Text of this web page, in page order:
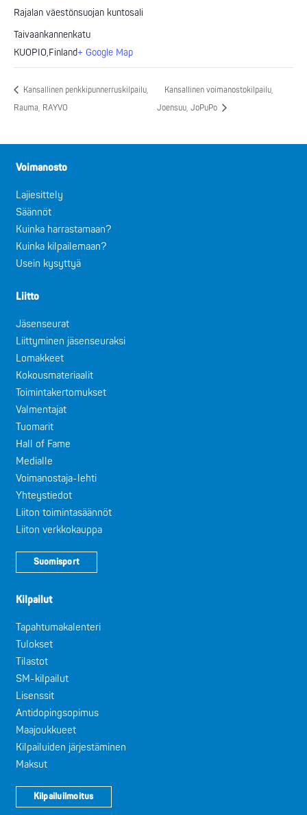
Rajalan väestönsuojan kuntosali
Taivaankannenkatu
KUOPIO,Finland+ Google Map
Kansallinen penkkipunnerruskilpailu,
Rauma, RAYVO
Kansallinen voimanostokilpailu,
Joensuu, JoPuPo
Voimanosto
Lajiesittely
Säännöt
Kuinka harrastamaan?
Kuinka kilpailemaan?
Usein kysyttyä
Liitto
Jäsenseurat
Liittyminen jäsenseuraksi
Lomakkeet
Kokousmateriaalit
Toimintakertomukset
Valmentajat
Tuomarit
Hall of Fame
Medialle
Voimanostaja-lehti
Yhteystiedot
Liiton toimintasäännöt
Liiton verkkokauppa
Suomisport
Kilpailut
Tapahtumakalenteri
Tulokset
Tilastot
SM-kilpailut
Lisenssit
Antidopingsopimus
Maajoukkueet
Kilpailuiden järjestäminen
Maksut
Kilpailuilmoitus